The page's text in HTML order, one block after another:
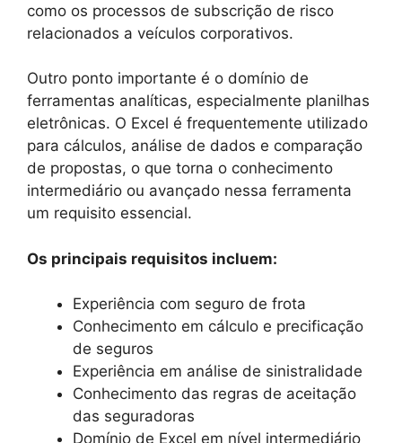
como os processos de subscrição de risco
relacionados a veículos corporativos.
Outro ponto importante é o domínio de
ferramentas analíticas, especialmente planilhas
eletrônicas. O Excel é frequentemente utilizado
para cálculos, análise de dados e comparação
de propostas, o que torna o conhecimento
intermediário ou avançado nessa ferramenta
um requisito essencial.
Os principais requisitos incluem:
Experiência com seguro de frota
Conhecimento em cálculo e precificação
de seguros
Experiência em análise de sinistralidade
Conhecimento das regras de aceitação
das seguradoras
Domínio de Excel em nível intermediário